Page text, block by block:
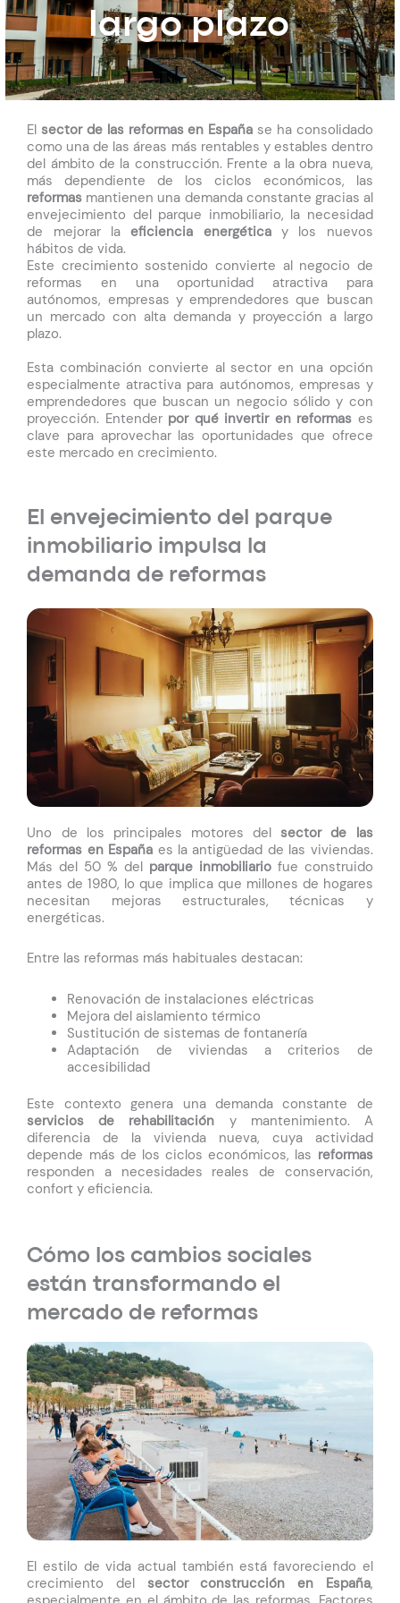
largo plazo
Elsector de las reformas en España se ha consolidado
como una de las áreas más rentables y estables dentro
del ámbito de la construcción. Frente a la obra nueva,
más dependiente de los ciclos económicos, las
reformas mantienen una demanda constante gracias al
envejecimiento del parque inmobiliario, la necesidad
de mejorar la eficiencia energéticay los nuevos
hábitos de vida.
Este crecimiento sostenido convierte al negocio de
reformas en una oportunidad atractiva para
autónomos, empresas y emprendedores que buscan
un mercado con alta demanda y proyección a largo
plazo.
Esta combinación convierte al sector en una opción
especialmente atractiva para autónomos, empresas y
emprendedores que buscan un negocio sólido y con
proyección. Entender por qué invertir en reformas es
clave para aprovechar las oportunidades que ofrece
este mercado en crecimiento.
El envejecimiento del parque
inmobiliario impulsa la
demanda de reformas
Uno de los principales motores delsector de las
reformas en España es la antigüedad de las viviendas.
Más del 50 % del parque inmobiliariofue construido
antes de 1980, lo que implica que millones de hogares
necesitan mejoras estructurales, técnicas y
energéticas.
Entre las reformas más habituales destacan:
Renovación de instalaciones eléctricas
Mejora del aislamiento térmico
Sustitución de sistemas de fontanería
Adaptación de viviendas a criterios de
accesibilidad
Este contexto genera una demanda constante de
servicios de rehabilitación y mantenimiento. A
diferencia de la vivienda nueva, cuya actividad
depende más de los ciclos económicos, las reformas
responden a necesidades reales de conservación,
confort y eficiencia.
Cómo los cambios sociales
están transformando el
mercado de reformas
El estilo de vida actual también está favoreciendo el
crecimiento del sector construcción en España,